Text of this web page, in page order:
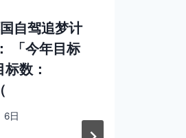
自驾追梦计
「今年目标
数：
6日